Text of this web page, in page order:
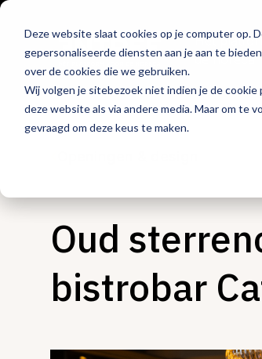
Deze website slaat cookies op je computer op.
gepersonaliseerde diensten aan je aan te
over de cookies die we gebruiken.
Wij volgen je sitebezoek niet indien je de
deze website als via andere media. Maar om te
gevraagd om deze keus te maken.
Hét
de horeca
Oud
bistrobar